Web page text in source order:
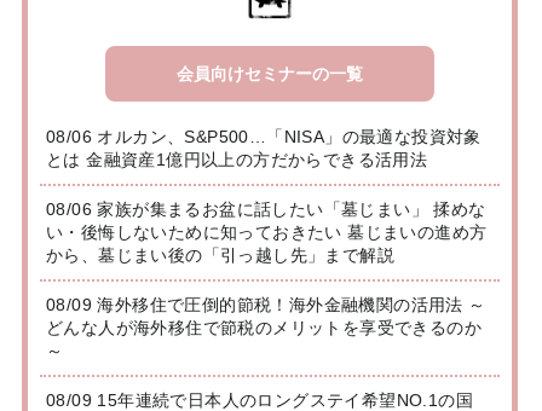
会員向けセミナーの一覧
08/06 オルカン、S&P500…「NISA」の最適な投資対象
とは 金融資産1億円以上の方だからできる活用法
08/06 家族が集まるお盆に話したい「墓じまい」 揉めな
い・後悔しないために知っておきたい 墓じまいの進め方
から、墓じまい後の「引っ越し先」まで解説
08/09 海外移住で圧倒的節税！海外金融機関の活用法 ～
どんな人が海外移住で節税のメリットを享受できるのか
～
08/09 15年連続で日本人のロングステイ希望NO.1の国